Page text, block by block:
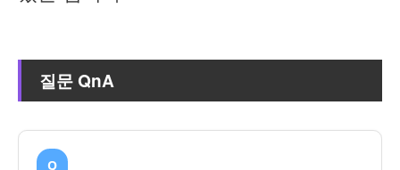
질문 QnA
Q